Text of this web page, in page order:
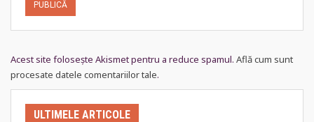
Acest site folosește Akismet pentru a reduce spamul. Află cum sunt
procesate datele comentariilor tale.
ULTIMELE ARTICOLE